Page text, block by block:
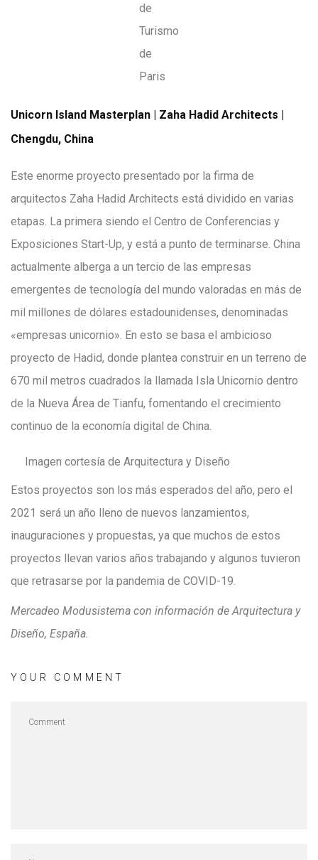
de
Turismo
de
Paris
Unicorn Island Masterplan | Zaha Hadid Architects |
Chengdu, China
Este enorme proyecto presentado por la firma de
arquitectos Zaha Hadid Architects está dividido en varias
etapas. La primera siendo el Centro de Conferencias y
Exposiciones Start-Up, y está a punto de terminarse. China
actualmente alberga a un tercio de las empresas
emergentes de tecnología del mundo valoradas en más de
mil millones de dólares estadounidenses, denominadas
«empresas unicornio». En esto se basa el ambicioso
proyecto de Hadid, donde plantea construir en un terreno de
670 mil metros cuadrados la llamada Isla Unicornio dentro
de la Nueva Área de Tianfu, fomentando el crecimiento
continuo de la economía digital de China.
Imagen cortesía de Arquitectura y Diseño
Estos proyectos son los más esperados del año, pero el
2021 será un año lleno de nuevos lanzamientos,
inauguraciones y propuestas, ya que muchos de estos
proyectos llevan varios años trabajando y algunos tuvieron
que retrasarse por la pandemia de COVID-19.
Mercadeo Modusistema con información de Arquitectura y
Diseño, España.
YOUR COMMENT